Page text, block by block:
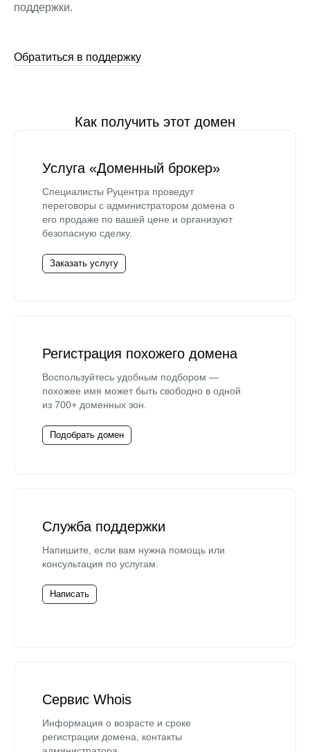
поддержки.
Обратиться в поддержку
Как получить этот домен
Услуга «Доменный брокер»
Специалисты Руцентра проведут
переговоры с администратором домена о
его продаже по вашей цене и организуют
безопасную сделку.
Заказать услугу
Регистрация похожего домена
Воспользуйтесь удобным подбором —
похожее имя может быть свободно в одной
из 700+ доменных зон.
Подобрать домен
Служба поддержки
Напишите, если вам нужна помощь или
консультация по услугам.
Написать
Сервис Whois
Информация о возрасте и сроке
регистрации домена, контакты